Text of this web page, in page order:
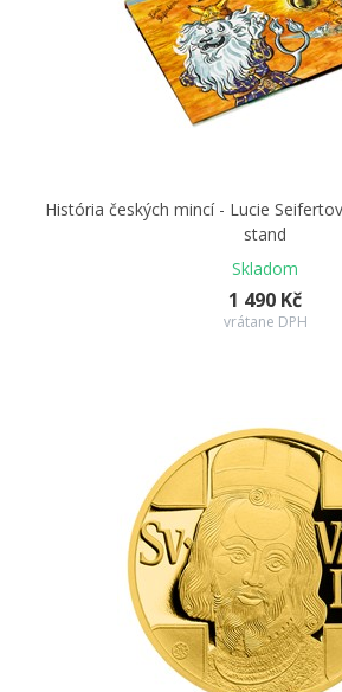
História českých mincí - Lucie
stand
Skladom
1 490 Kč
vrátane DPH